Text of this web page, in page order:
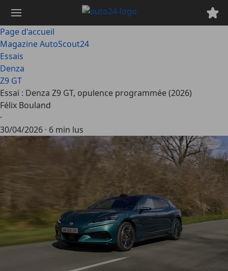
contenu
principal
Page d'accueil
Magazine AutoScout24
Essais
Denza
Z9 GT
Essai : Denza Z9 GT, opulence programmée (2026)
Félix Bouland
·
30/04/2026 · 6 min lus